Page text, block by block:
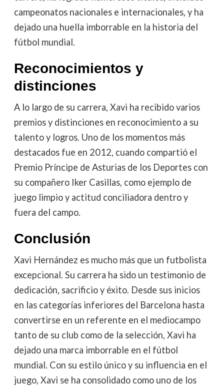
campeonatos nacionales e internacionales, y ha
dejado una huella imborrable en la historia del
fútbol mundial.
Reconocimientos y
distinciones
A lo largo de su carrera, Xavi ha recibido varios
premios y distinciones en reconocimiento a su
talento y logros. Uno de los momentos más
destacados fue en 2012, cuando compartió el
Premio Príncipe de Asturias de los Deportes con
su compañero Iker Casillas, como ejemplo de
juego limpio y actitud conciliadora dentro y
fuera del campo.
Conclusión
Xavi Hernández es mucho más que un futbolista
excepcional. Su carrera ha sido un testimonio de
dedicación, sacrificio y éxito. Desde sus inicios
en las categorías inferiores del Barcelona hasta
convertirse en un referente en el mediocampo
tanto de su club como de la selección, Xavi ha
dejado una marca imborrable en el fútbol
mundial. Con su estilo único y su influencia en el
juego, Xavi se ha consolidado como uno de los